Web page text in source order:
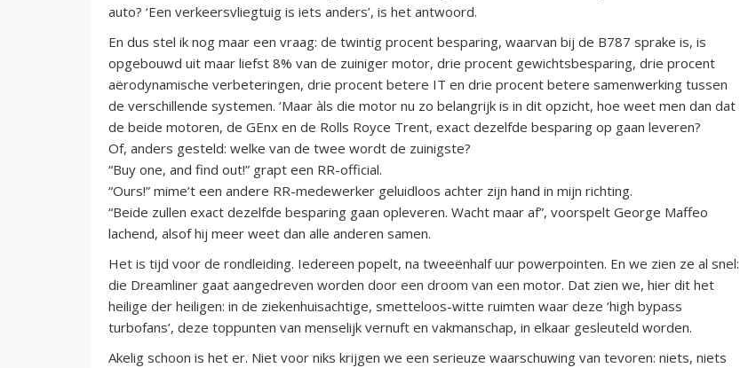
auto? ‘Een verkeersvliegtuig is iets anders’, is het antwoord.
En dus stel ik nog maar een vraag: de twintig procent besparing, waarvan bij de B787 sprake is, is
opgebouwd uit maar liefst 8% van de zuiniger motor, drie procent gewichtsbesparing, drie procent
aërodynamische verbeteringen, drie procent betere IT en drie procent betere samenwerking tussen
de verschillende systemen. ‘Maar àls die motor nu zo belangrijk is in dit opzicht, hoe weet men dan dat
de beide motoren, de GEnx en de Rolls Royce Trent, exact dezelfde besparing op gaan leveren?
Of, anders gesteld: welke van de twee wordt de zuinigste?
“Buy one, and find out!” grapt een RR-official.
“Ours!” mime’t een andere RR-medewerker geluidloos achter zijn hand in mijn richting.
“Beide zullen exact dezelfde besparing gaan opleveren. Wacht maar af”, voorspelt George Maffeo
lachend, alsof hij meer weet dan alle anderen samen.
Het is tijd voor de rondleiding. Iedereen popelt, na tweeënhalf uur powerpointen. En we zien ze al snel:
die Dreamliner gaat aangedreven worden door een droom van een motor. Dat zien we, hier dit het
heilige der heiligen: in de ziekenhuisachtige, smetteloos-witte ruimten waar deze ‘high bypass
turbofans’, deze toppunten van menselijk vernuft en vakmanschap, in elkaar gesleuteld worden.
Akelig schoon is het er. Niet voor niks krijgen we een serieuze waarschuwing van tevoren: niets, niets